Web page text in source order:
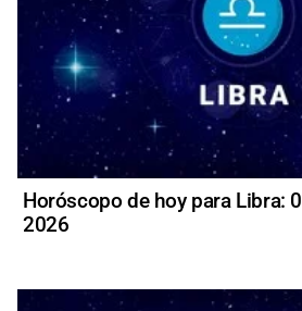
Horóscopo de hoy para Libra:
2026